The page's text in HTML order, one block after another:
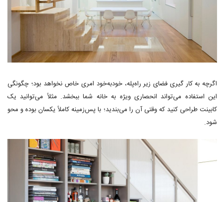
اگرچه به کار گیری فضای زیر راه‌پله، خودبه‌خود امری خاص نخواهد بود؛ چگونگی
این استفاده می‌تواند انحصاری ویژه به خانه شما ببخشد. مثلاً می‌توانید یک
کابینت طراحی کنید که وقتی آن را می‌بندید؛ با پس‌زمینه کاملاً یکسان بوده و محو
شود.